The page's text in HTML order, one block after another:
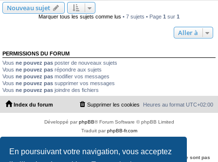
En poursuivant votre navigation, vous acceptez
Nouveau sujet
Marquer tous les sujets comme lus • 7 sujets • Page 1 sur 1
Aller à
PERMISSIONS DU FORUM
Vous ne pouvez pas poster de nouveaux sujets
Vous ne pouvez pas répondre aux sujets
Vous ne pouvez pas modifier vos messages
Vous ne pouvez pas supprimer vos messages
Vous ne pouvez pas joindre des fichiers
Index du forum Heures au format UTC+02:00
Supprimer les cookies
Développé parphpBB® Forum Software © phpBB Limited
Traduit parphpBB-fr.com
Clause de non-responsabilite :
Les opinions et commentaires inscrits dans ce forum sont personnels et ne sont pas